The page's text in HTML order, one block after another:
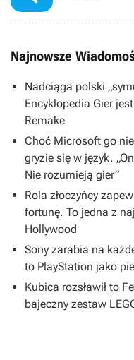
Najnowsze
Nadciąga polski
Encyklopedia Gier
Remake
Choć Microsoft go
gryzie się w język.
Nie rozumieją gier”
Rola złoczyńcy
fortunę. To jedna z
Hollywood
Sony zarabia na
to PlayStation jako
Kubica rozsławił to
bajeczny zestaw